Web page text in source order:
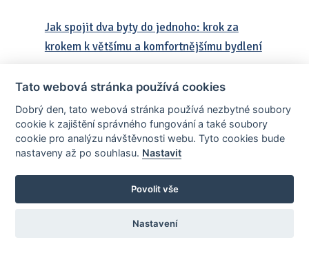
Jak spojit dva byty do jednoho: krok za
krokem k většímu a komfortnějšímu bydlení
Prodej nemovitosti a živelné katastrofy:
Jak správně postupovat, chránit klienta i
sebe a jaké povinnosti má realitní makléř
Policie zapečetila byt: co to znamená a jak
správně postupovat
Stromy na stavebním pozemku: překážka,
Tato webová stránka používá cookies
Dobrý den, tato webová stránka používá nezbytné soubory
cookie k zajištění správného fungování a také soubory
cookie pro analýzu návštěvnosti webu. Tyto cookies bude
nastaveny až po souhlasu. Nastavit
Povolit vše
Nastavení